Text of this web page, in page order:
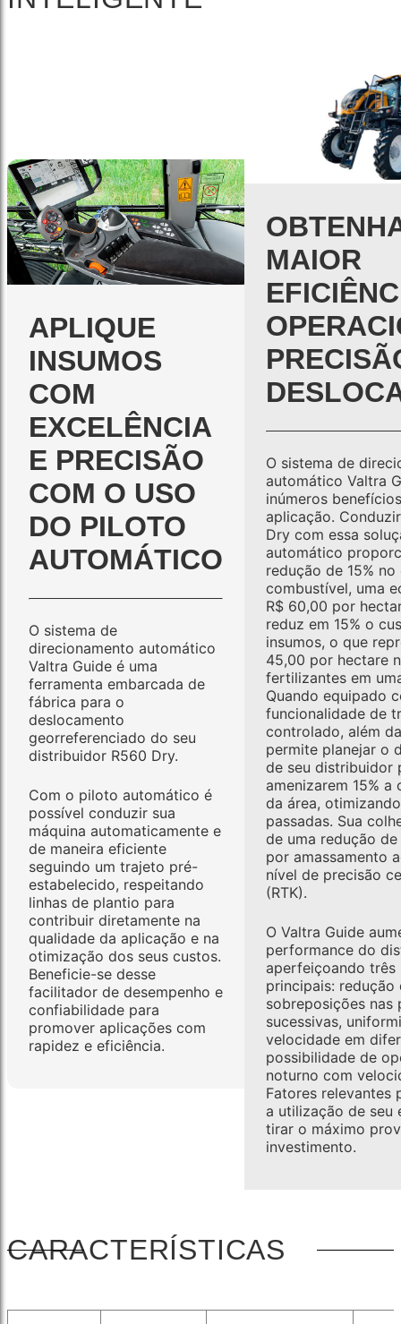
APLIQUE
INSUMOS
COM
EXCELÊNCIA
E PRECISÃO
COM O USO
DO PILOTO
AUTOMÁTICO
O sistema de
direcionamento automático
Valtra Guide é uma
ferramenta embarcada de
fábrica para o
deslocamento
georreferenciado do seu
distribuidor R560 Dry.
Com o piloto automático é
possível conduzir sua
máquina automaticamente e
de maneira eficiente
seguindo um trajeto pré-
estabelecido, respeitando
linhas de plantio para
contribuir diretamente na
qualidade da aplicação e na
otimização dos seus custos.
Beneficie-se desse
facilitador de desempenho e
confiabilidade para
promover aplicações com
rapidez e eficiência.
MAIOR
O sistema de
automático Valtra
inúmeros
aplicação.
Dry com essa
automático
redução de 15%
combustível, uma
R$ 60,00 por
reduz em 15% o
insumos, o que
45,00 por hectare
fertilizantes em
Quando equipado
funcionalidade de
controlado, além
permite planejar o
de seu distribuidor
amenizarem 15% a
da área,
passadas. Sua
de uma redução
por amassamento
nível de precisão
(RTK).
O Valtra Guide
performance do
aperfeiçoando três
principais: redução
sobreposições nas
sucessivas,
velocidade em
possibilidade de
noturno com
Fatores relevantes
a utilização de seu
tirar o máximo
investimento.
CARACTERÍSTICAS